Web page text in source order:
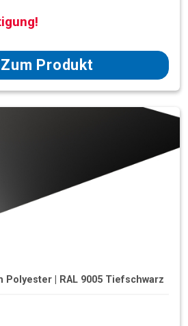
Zum Produkt
Polyester | RAL 9005 Tiefschwarz